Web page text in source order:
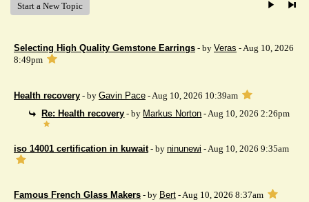
Start a New Topic
Selecting High Quality Gemstone Earrings - by Veras - Aug 10, 2026
8:49pm
Health recovery - by Gavin Pace - Aug 10, 2026 10:39am
Re: Health recovery - by Markus Norton - Aug 10, 2026 2:26pm
iso 14001 certification in kuwait - by ninunewi - Aug 10, 2026 9:35am
Famous French Glass Makers - by Bert - Aug 10, 2026 8:37am